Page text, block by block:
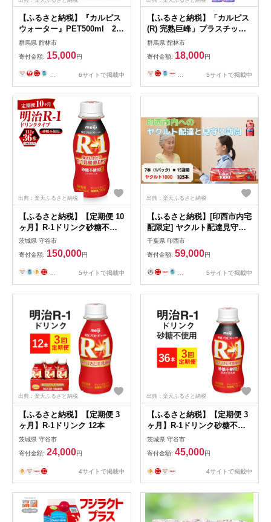
【ふるさと納税】『カルピス
ウォーター』PET500ml 24
本【1335967】
群馬県 館林市
寄付金額: 15,000円
6サイトで掲載中
【ふるさと納税】「カルピス
(R) 完熟巨峰」プラスチック
ボトル 470ml×12本
【1604076】
群馬県 館林市
寄付金額: 18,000円
5サイトで掲載中
出典：楽天ふるさと納税
【ふるさと納税】【定期便 10
ヶ月】R-1ドリンク砂糖不使
用 112g×36本
茨城県 守谷市
寄付金額: 150,000円
5サイトで掲載中
出典：楽天ふるさと納税
【ふるさと納税】[印西市内宅
配限定] ヤクルト配達見守り
訪問 15週間 [0418]
千葉県 印西市
寄付金額: 59,000円
5サイトで掲載中
出典：楽天ふるさと納税
【ふるさと納税】【定期便 3
ヶ月】R-1ドリンク 12本
茨城県 守谷市
寄付金額: 24,000円
4サイトで掲載中
出典：楽天ふるさと納税
【ふるさと納税】【定期便 3
ヶ月】R-1ドリンク砂糖不使
用 112g×36本
茨城県 守谷市
寄付金額: 45,000円
4サイトで掲載中